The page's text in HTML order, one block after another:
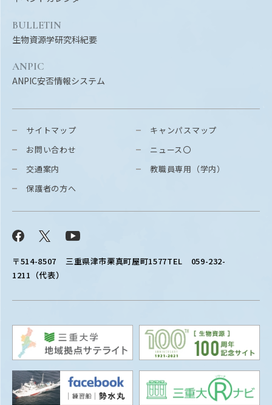
〒514-8507 三重県津市栗真町屋町1577TEL 059-232-
1211（代表）
サイトマップ
お問い合わせ
交通案内
保護者の方へ
Facebook
キャンパスマップ
ニュース〇
教職員専用（学内）
BULLETIN
生物資源学研究科紀要
ANPIC
ANPIC安否情報システム